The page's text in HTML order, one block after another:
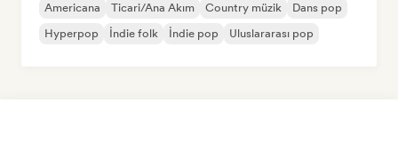
Americana Ticari/Ana Akım Country müzik
Dans pop
Hyperpop
İndie folk İndie pop Uluslararası pop